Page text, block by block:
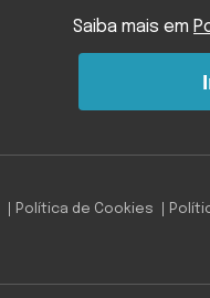
Saiba mais em
Política de Cookies